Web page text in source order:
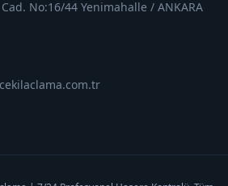
No:16/44 Yenimahalle / ANKARA